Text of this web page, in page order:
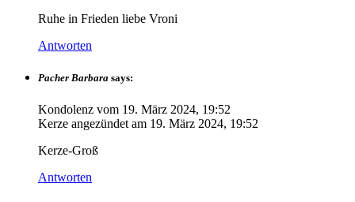
Ruhe in Frieden liebe Vroni
Antworten
Pacher Barbara says:
Kondolenz vom 19. März 2024, 19:52
Kerze angezündet am 19. März 2024, 19:52
Kerze-Groß
Antworten